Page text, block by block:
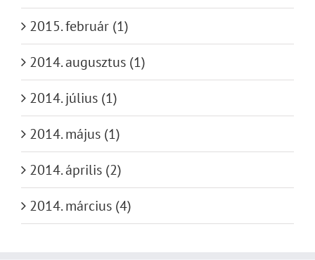
2015. február (1)
2014. augusztus (1)
2014. július (1)
2014. május (1)
2014. április (2)
2014. március (4)